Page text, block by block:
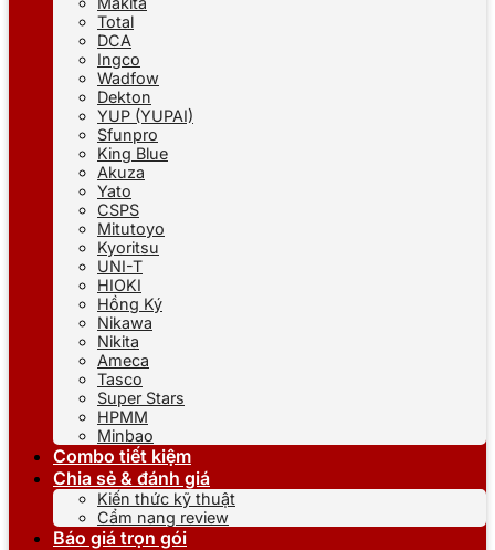
Total
DCA
Ingco
Wadfow
Dekton
YUP (YUPAI)
Sfunpro
King Blue
Akuza
Yato
CSPS
Mitutoyo
Kyoritsu
UNI-T
HIOKI
Hồng Ký
Nikawa
Nikita
Ameca
Tasco
Super Stars
HPMM
Minbao
Combo tiết kiệm
Chia sẻ & đánh giá
Kiến thức kỹ thuật
Cẩm nang review
Báo giá trọn gói